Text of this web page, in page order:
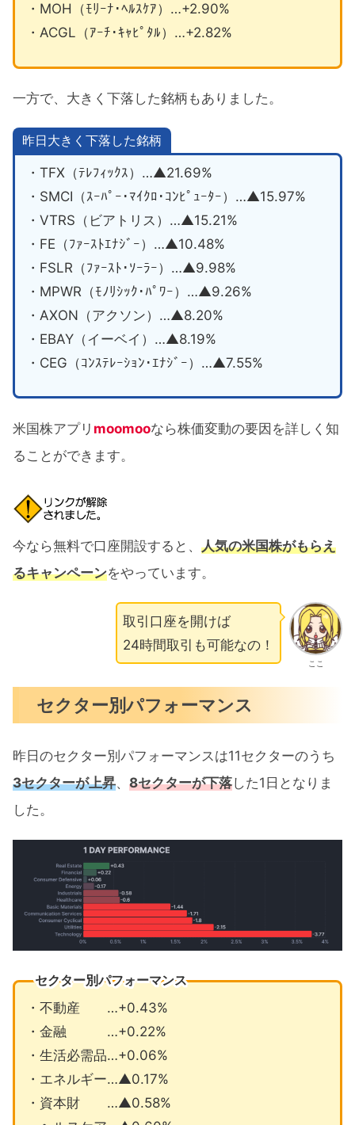
・MOH（ﾓﾘｰﾅ･ﾍﾙｽｹｱ）…+2.90%
・ACGL（ｱｰﾁ･ｷｬﾋﾟﾀﾙ）…+2.82%
一方で、大きく下落した銘柄もありました。
昨日大きく下落した銘柄
・TFX（ﾃﾚﾌｨｯｸｽ）…▲21.69%
・SMCI（ｽｰﾊﾟｰ･ﾏｲｸﾛ･ｺﾝﾋﾟｭｰﾀｰ）…▲15.97%
・VTRS（ビアトリス）…▲15.21%
・FE（ﾌｧｰｽﾄｴﾅｼﾞｰ）…▲10.48%
・FSLR（ﾌｧｰｽﾄ･ｿｰﾗｰ）…▲9.98%
・MPWR（ﾓﾉﾘｼｯｸ･ﾊﾟﾜｰ）…▲9.26%
・AXON（アクソン）…▲8.20%
・EBAY（イーベイ）…▲8.19%
・CEG（ｺﾝｽﾃﾚｰｼｮﾝ･ｴﾅｼﾞｰ）…▲7.55%
米国株アプリ moomooなら株価変動の要因を詳しく知
ることができます。
今なら無料で口座開設すると、 人気の米国株がもらえ
るキャンペーンをやっています。
ここ
取引口座を開けば
24時間取引も可能なの！
セクター別パフォーマンス
昨日のセクター別パフォーマンスは11セクターのうち
3セクターが上昇、 8セクターが下落した1日となりま
した。
セクター別パフォーマンス
・不動産 …+0.43%
・金融 …+0.22%
・生活必需品…+0.06%
・エネルギー…▲0.17%
・資本財 …▲0.58%